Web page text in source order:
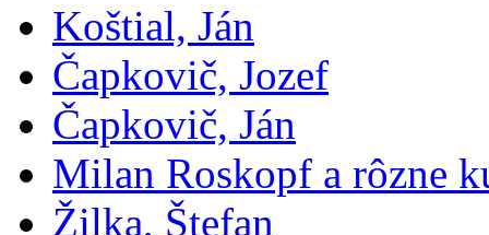
Koštial, Ján
Čapkovič, Jozef
Čapkovič, Ján
Milan Roskopf a rôzne
Žilka, Štefan